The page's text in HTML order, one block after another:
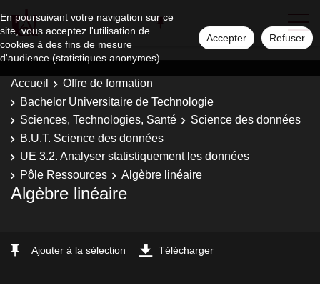
En poursuivant votre navigation sur ce
site, vous acceptez l'utilisation de
cookies à des fins de mesure
d'audience (statistiques anonymes).
Accepter Refuser
Accueil
Offre de formation
Bachelor Universitaire de Technologie
Sciences, Technologies, Santé
Science des données
B.U.T. Science des données
UE 3.2. Analyser statistiquement les données
Pôle Ressources
Algèbre linéaire
Algèbre linéaire
Ajouter à la sélection Télécharger